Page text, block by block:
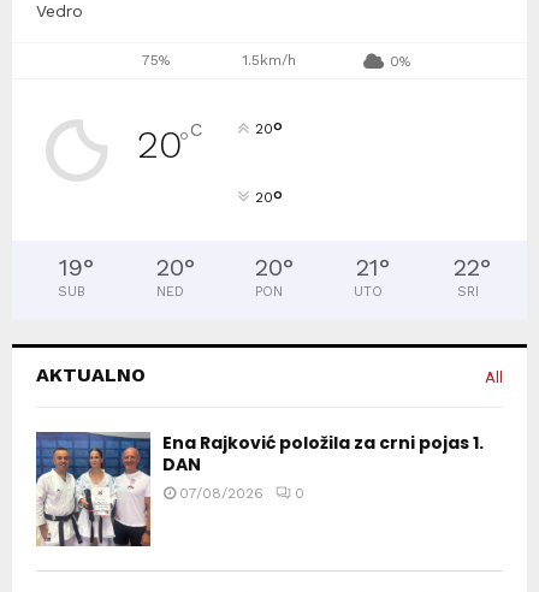
Vedro
75% 1.5km/h 0%
20°C 20°
20°
19°
SUB
20°
NED
20°
PON
21°
UTO
22°
SRI
AKTUALNO All
Ena Rajković položila za crni pojas 1.
DAN
07/08/2026 0